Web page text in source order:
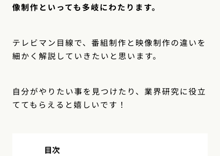
像制作といっても多岐にわたります。
テレビマン目線で、番組制作と映像制作の違いを
細かく解説していきたいと思います。
自分がやりたい事を見つけたり、業界研究に役立
ててもらえると嬉しいです！
目次